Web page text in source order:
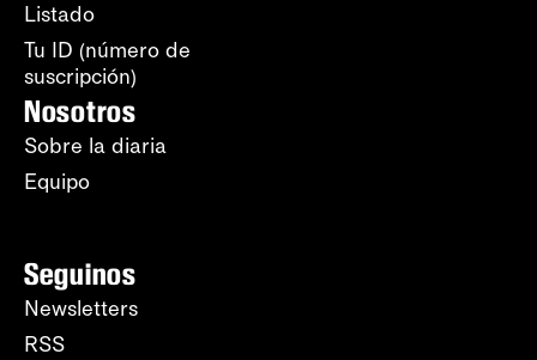
Listado
Tu ID (número de
suscripción)
Nosotros
Sobre la diaria
Equipo
Seguinos
Newsletters
RSS